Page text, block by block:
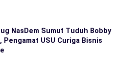
NasDem Sumut Tuduh Bobby
Pengamat USU Curiga Bisnis